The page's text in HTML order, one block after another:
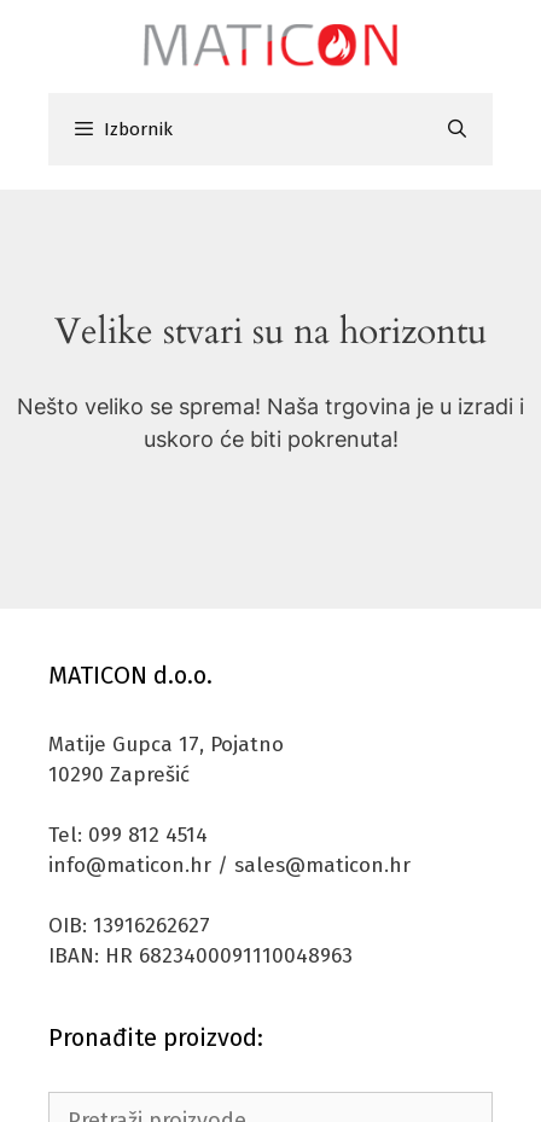
Izbornik
Velike stvari su na horizontu
Nešto veliko se sprema! Naša trgovina je u izradi i
uskoro će biti pokrenuta!
MATICON d.o.o.
Matije Gupca 17, Pojatno
10290 Zaprešić
Tel: 099 812 4514
info@maticon.hr / sales@maticon.hr
OIB: 13916262627
IBAN: HR 6823400091110048963
Pronađite proizvod: